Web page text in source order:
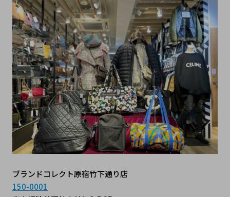
ブランドコレクト原宿竹下通り店
150-0001